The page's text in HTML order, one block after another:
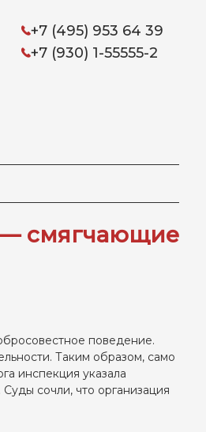
+7 (495) 953 64 39
+7 (930) 1-55555-2
— смягчающие
поведение.
Таким образом, само
инспекция указала
сочли, что организация